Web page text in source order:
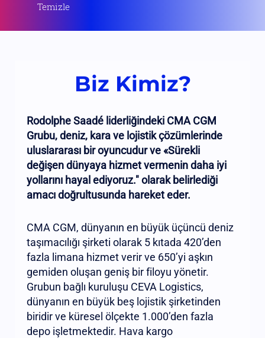
Temizle
Biz Kimiz?
Rodolphe Saadé liderliğindeki CMA CGM
Grubu, deniz, kara ve lojistik çözümlerinde
uluslararası bir oyuncudur ve «Sürekli
değişen dünyaya hizmet vermenin daha iyi
yollarını hayal ediyoruz." olarak belirlediği
amacı doğrultusunda hareket eder.
CMA CGM, dünyanın en büyük üçüncü deniz
taşımacılığı şirketi olarak 5 kıtada 420’den
fazla limana hizmet verir ve 650’yi aşkın
gemiden oluşan geniş bir filoyu yönetir.
Grubun bağlı kuruluşu CEVA Logistics,
dünyanın en büyük beş lojistik şirketinden
biridir ve küresel ölçekte 1.000’den fazla
depo işletmektedir. Hava kargo